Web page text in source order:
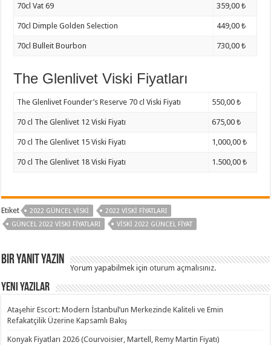
70cl Vat 69 359,00 ₺
70cl Dimple Golden Selection 449,00 ₺
70cl Bulleit Bourbon 730,00 ₺
The Glenlivet Viski Fiyatları
The Glenlivet Founder’s Reserve 70 cl Viski Fiyatı 550,00 ₺
70 cl The Glenlivet 12 Viski Fiyatı 675,00 ₺
70 cl The Glenlivet 15 Viski Fiyatı 1,000,00 ₺
70 cl The Glenlivet 18 Viski Fiyatı 1.500,00 ₺
Etiket 2022 GÜNCEL VISKI
2022 VISKI FIYATLARI
GÜNCEL 2022 VISKI FIYATLARI
VISKI 2022 GÜNCEL FIYAT
Bir yanıt yazın
Yorum yapabilmek içinoturum açmalısınız.
Yeni Yazılar
Ataşehir Escort: Modern İstanbul’un Merkezinde Kaliteli ve Emin
Refakatçilik Üzerine Kapsamlı Bakış
Konyak Fiyatları 2026 (Courvoisier, Martell, Remy Martin Fiyatı)